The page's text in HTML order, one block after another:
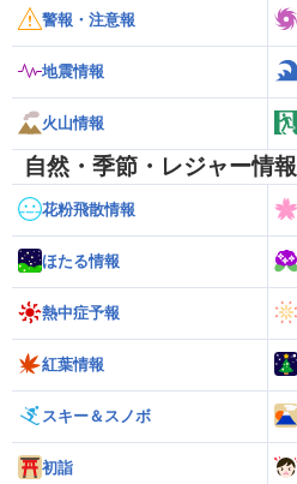
警報・注意報
地震情報
火山情報
自然・季節・レジャー情報
花粉飛散情報
ほたる情報
熱中症予報
紅葉情報
スキー＆スノボ
初詣